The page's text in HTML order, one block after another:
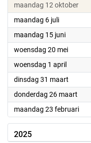
maandag 12 oktober2026
maandag 6 juli2026
maandag 15 juni2026
woensdag 20 mei2026
woensdag 1 april2026
dinsdag 31 maart
donderdag 26 maart
maandag 23 februari2026
2025